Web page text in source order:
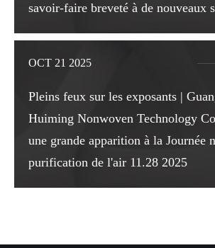
savoir-faire breveté à de nouveaux
OCT 21 2025
Pleins feux sur les exposants |
Huiming Nonwoven Technology
une grande apparition à la Journée
purification de l'air 11.28 2025